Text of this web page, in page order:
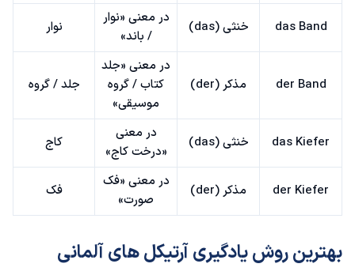
das Band خنثی (das)
در معنی «نوار
/ باند»
نوار
der Band مذکر (der)
در معنی «جلد
کتاب / گروه
موسیقی»
جلد / گروه
das Kiefer خنثی (das)
در معنی
«درخت کاج»
کاج
der Kiefer مذکر (der)
در معنی «فک
صورت»
فک
بهترین روش یادگیری آرتیکل های آلمانی